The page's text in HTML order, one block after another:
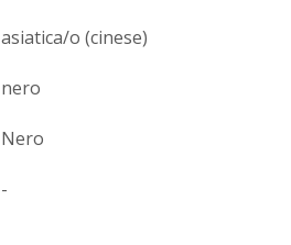
asiatica/o (cinese)
nero
Nero
-